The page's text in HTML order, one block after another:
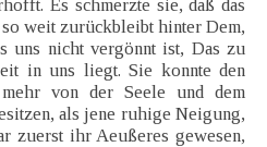
Es schmerzte sie, daß das
weit zurückbleibt hinter Dem,
uns nicht vergönnt ist, Das zu
in uns liegt. Sie konnte den
von der Seele und dem
als jene ruhige Neigung,
zuerst ihr Aeußeres gewesen,